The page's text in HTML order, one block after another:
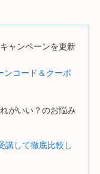
ャンペーンを更新
コード＆クーポ
がいい？のお悩み
講して徹底比較し